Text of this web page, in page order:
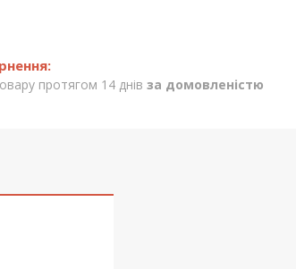
протягом 14 днів за домовленістю